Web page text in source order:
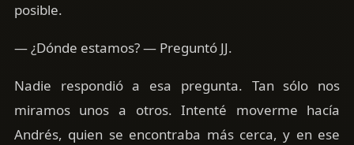
posible.
— ¿Dónde estamos? — Preguntó JJ.
Nadie respondió a esa pregunta. Tan sólo nos
miramos unos a otros. Intenté moverme hacía
Andrés, quien se encontraba más cerca, y en ese